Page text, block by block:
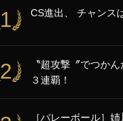
1 CS進出、 チャンス
2
〝超攻撃〞でつか
３連覇！
［バレーボール］